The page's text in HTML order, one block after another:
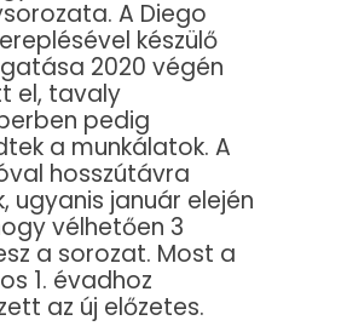
A Diego
készülő
2020 végén
el, tavaly
pedig
a munkálatok. A
hosszútávra
ugyanis január elején
vélhetően 3
a sorozat. Most a
1. évadhoz
az új előzetes.